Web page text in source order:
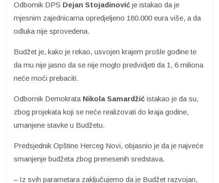
Odbornik DPS Dejan Stojadinović je istakao da je
mjesnim zajednicama opredjeljeno 180.000 eura više, a da
odluka nije sprovedena.
Budžet je, kako je rekao, usvojen krajem prošle godine te
da mu nije jasno da se nije moglo predvidjeti da 1, 6 miliona
neće moći prebaciti.
Odbornik Demokrata Nikola Samardžić istakao je da su,
zbog projekata koji se neće realizovati do kraja godine,
umanjene stavke u Budžetu.
Predsjednik Opštine Herceg Novi, objasnio je da je najveće
smanjenje budžeta zbog prenesenih sredstava.
– Iz svih parametara zaključujemo da je Budžet razvojan,